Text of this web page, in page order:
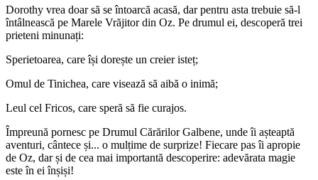
Dorothy vrea doar să se întoarcă acasă, dar pentru asta trebuie să-l
întâlnească pe Marele Vrăjitor din Oz. Pe drumul ei, descoperă trei
prieteni minunați:
Sperietoarea, care își dorește un creier isteț;
Omul de Tinichea, care visează să aibă o inimă;
Leul cel Fricos, care speră să fie curajos.
Împreună pornesc pe Drumul Cărărilor Galbene, unde îi așteaptă
aventuri, cântece și... o mulțime de surprize! Fiecare pas îi apropie
de Oz, dar și de cea mai importantă descoperire: adevărata magie
este în ei înșiși!